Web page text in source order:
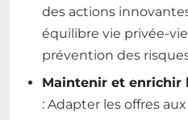
des actions
équilibre vie privée-
prévention des
Maintenir et enrichir
: Adapter les offres